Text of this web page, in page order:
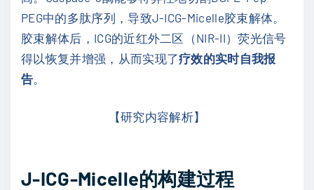
PEG中的多肽序列，导致J-ICG-Micelle胶束解体。
胶束解体后，ICG的近红外二区（NIR-II）荧光信号
得以恢复并增强，从而实现了疗效的实时自我报
告
【研究内容解析】
J-ICG-Micelle的构建过程